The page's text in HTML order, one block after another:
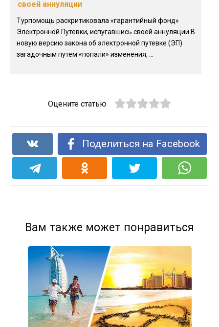
своей аннуляции
Турпомощь раскритиковала «гарантийный фонд»
Электронной Путевки, испугавшись своей аннуляции В
новую версию закона об электронной путевке (ЭП)
загадочным путем «попали» изменения, ...
Оцените статью
Поделиться на Facebook
Вам также может понравиться